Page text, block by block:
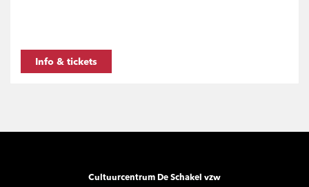
Info & tickets
Cultuurcentrum De Schakel vzw